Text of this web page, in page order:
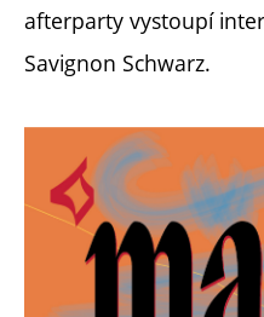
afterparty vystoupí
Savignon Schwarz.